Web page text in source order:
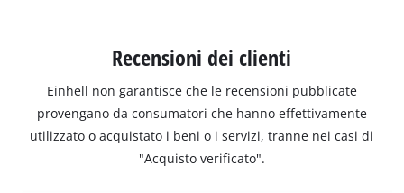
Recensioni dei clienti
Einhell non garantisce che le recensioni pubblicate
provengano da consumatori che hanno effettivamente
utilizzato o acquistato i beni o i servizi, tranne nei casi di
"Acquisto verificato".